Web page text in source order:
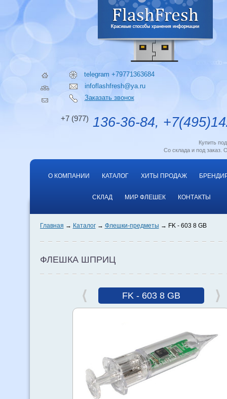
telegram +79771363684
infoflashfresh@ya.ru
Заказать звонок
+7 (977) 136-36-84,
Купить
Со склада и под заказ.
О КОМПАНИИ КАТАЛОГ ХИТЫ ПРОДАЖ
СКЛАД МИР ФЛЕШЕК КОНТАКТЫ
Главная Каталог Флешки-предметы FK - 603 8 GB
ФЛЕШКА ШПРИЦ
FK - 603 8 GB